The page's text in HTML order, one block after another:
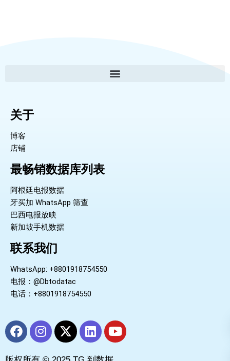
关于
博客
店铺
最畅销数据库列表
阿根廷电报数据
牙买加 WhatsApp 筛查
巴西电报放映
新加坡手机数据
联系我们
WhatsApp: +8801918754550
电报：@Dbtodatac
电话：+8801918754550
F
a
I
n
X
-
L
i
Y
o